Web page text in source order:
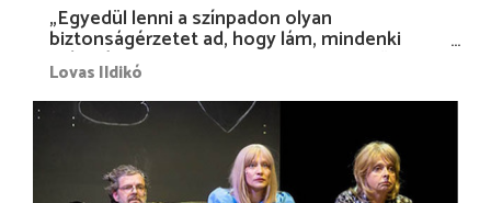
„Egyedül lenni a színpadon olyan
biztonságérzetet ad, hogy lám, mindenki
más nélkül is megvagyok magammal…”
Lovas Ildikó